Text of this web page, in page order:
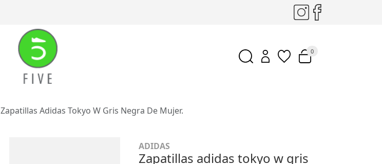
0
Zapatillas Adidas Tokyo W Gris Negra De Mujer.
ADIDAS
Zapatillas adidas tokyo w gris